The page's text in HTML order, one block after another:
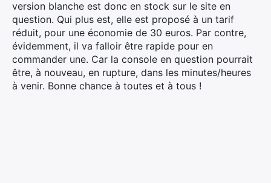
version blanche est donc en stock sur le site en
question. Qui plus est, elle est proposé à un tarif
réduit, pour une économie de 30 euros. Par contre,
évidemment, il va falloir être rapide pour en
commander une. Car la console en question pourrait
être, à nouveau, en rupture, dans les minutes/heures
à venir. Bonne chance à toutes et à tous !